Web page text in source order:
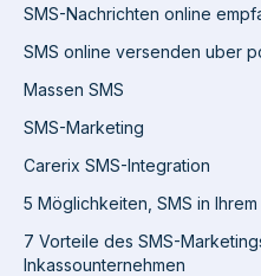
SMS-Nachrichten online
SMS online versenden uber
Massen SMS
SMS-Marketing
Carerix SMS-Integration
5 Möglichkeiten, SMS in
7 Vorteile des SMS-
Inkassounternehmen